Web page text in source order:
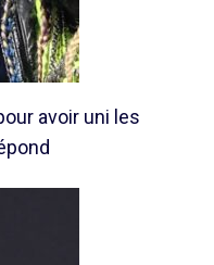
avoir uni les